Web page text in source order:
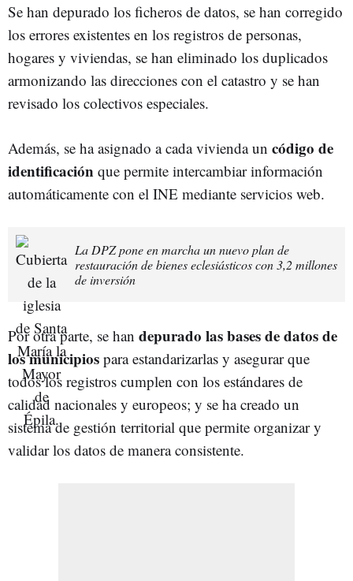
Se han depurado los ficheros de datos, se han corregido
los errores existentes en los registros de personas,
hogares y viviendas, se han eliminado los duplicados
armonizando las direcciones con el catastro y se han
revisado los colectivos especiales.
Además, se ha asignado a cada vivienda un código de
identificación que permite intercambiar información
automáticamente con el INE mediante servicios web.
La DPZ pone en marcha un nuevo plan de
restauración de bienes eclesiásticos con 3,2 millones
de inversión
Por otra parte, se han depurado las bases de datos de
los municipios para estandarizarlas y asegurar que
todos los registros cumplen con los estándares de
calidad nacionales y europeos; y se ha creado un
sistema de gestión territorial que permite organizar y
validar los datos de manera consistente.